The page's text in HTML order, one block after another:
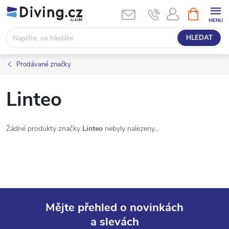
Přejít
na
obsah
HLEDAT
NÁKUPNÍ
KOŠÍK
Prodávané značky
Linteo
Žádné produkty značky Linteo nebyly nalezeny...
Mějte přehled o novinkách
a slevách